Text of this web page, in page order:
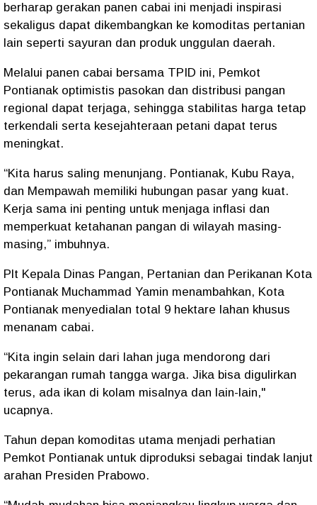
berharap gerakan panen cabai ini menjadi inspirasi
sekaligus dapat dikembangkan ke komoditas pertanian
lain seperti sayuran dan produk unggulan daerah.
Melalui panen cabai bersama TPID ini, Pemkot
Pontianak optimistis pasokan dan distribusi pangan
regional dapat terjaga, sehingga stabilitas harga tetap
terkendali serta kesejahteraan petani dapat terus
meningkat.
“Kita harus saling menunjang. Pontianak, Kubu Raya,
dan Mempawah memiliki hubungan pasar yang kuat.
Kerja sama ini penting untuk menjaga inflasi dan
memperkuat ketahanan pangan di wilayah masing-
masing,” imbuhnya.
Plt Kepala Dinas Pangan, Pertanian dan Perikanan Kota
Pontianak Muchammad Yamin menambahkan, Kota
Pontianak menyedialan total 9 hektare lahan khusus
menanam cabai.
“Kita ingin selain dari lahan juga mendorong dari
pekarangan rumah tangga warga. Jika bisa digulirkan
terus, ada ikan di kolam misalnya dan lain-lain,"
ucapnya.
Tahun depan komoditas utama menjadi perhatian
Pemkot Pontianak untuk diproduksi sebagai tindak lanjut
arahan Presiden Prabowo.